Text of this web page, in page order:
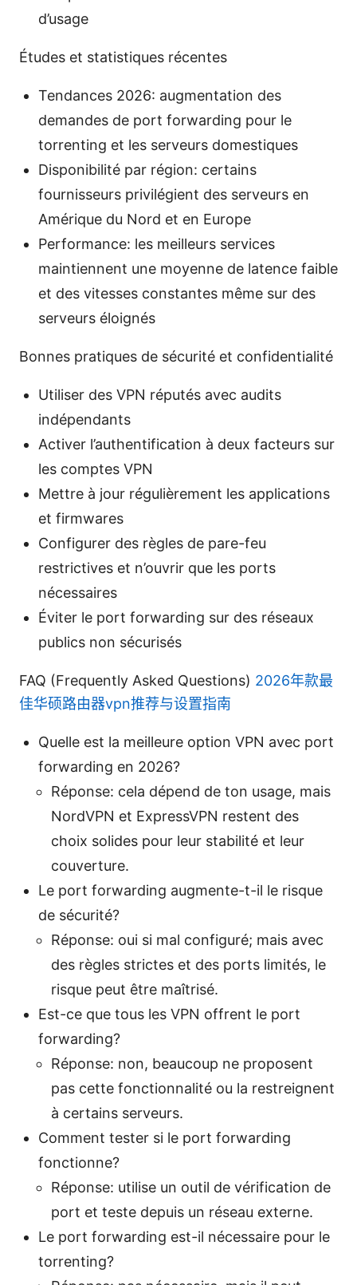
d’usage
Études et statistiques récentes
Tendances 2026: augmentation des
demandes de port forwarding pour le
torrenting et les serveurs domestiques
Disponibilité par région: certains
fournisseurs privilégient des serveurs en
Amérique du Nord et en Europe
Performance: les meilleurs services
maintiennent une moyenne de latence faible
et des vitesses constantes même sur des
serveurs éloignés
Bonnes pratiques de sécurité et confidentialité
Utiliser des VPN réputés avec audits
indépendants
Activer l’authentification à deux facteurs sur
les comptes VPN
Mettre à jour régulièrement les applications
et firmwares
Configurer des règles de pare-feu
restrictives et n’ouvrir que les ports
nécessaires
Éviter le port forwarding sur des réseaux
publics non sécurisés
FAQ (Frequently Asked Questions) 2026年款最
佳华硕路由器vpn推荐与设置指南
Quelle est la meilleure option VPN avec port
forwarding en 2026?
Réponse: cela dépend de ton usage, mais
NordVPN et ExpressVPN restent des
choix solides pour leur stabilité et leur
couverture.
Le port forwarding augmente-t-il le risque
de sécurité?
Réponse: oui si mal configuré; mais avec
des règles strictes et des ports limités, le
risque peut être maîtrisé.
Est-ce que tous les VPN offrent le port
forwarding?
Réponse: non, beaucoup ne proposent
pas cette fonctionnalité ou la restreignent
à certains serveurs.
Comment tester si le port forwarding
fonctionne?
Réponse: utilise un outil de vérification de
port et teste depuis un réseau externe.
Le port forwarding est-il nécessaire pour le
torrenting?